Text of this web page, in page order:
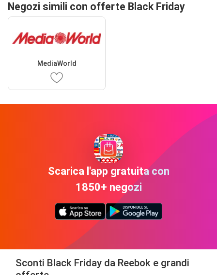
Negozi simili con offerte Black Friday
MediaWorld
Scarica l'app gratuita con
1850+ negozi
Sconti Black Friday da Reebok e grandi